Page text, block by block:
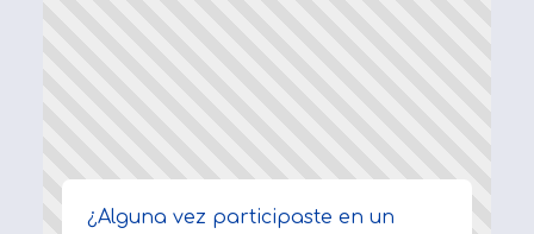
¿Alguna vez participaste en un